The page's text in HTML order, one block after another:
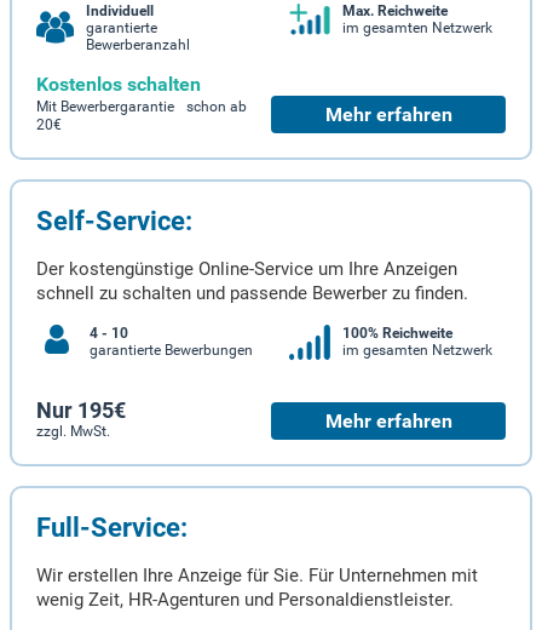
Individuell
garantierte
Bewerberanzahl
Max. Reichweite
im gesamten Netzwerk
Kostenlos schalten
Mit Bewerbergarantie schon ab
20€
Mehr erfahren
Self-Service:
Der kostengünstige Online-Service um Ihre Anzeigen
schnell zu schalten und passende Bewerber zu finden.
4 - 10
garantierte Bewerbungen
100% Reichweite
im gesamten Netzwerk
Nur 195€
zzgl. MwSt. Mehr erfahren
Full-Service:
Wir erstellen Ihre Anzeige für Sie. Für Unternehmen mit
wenig Zeit, HR-Agenturen und Personaldienstleister.